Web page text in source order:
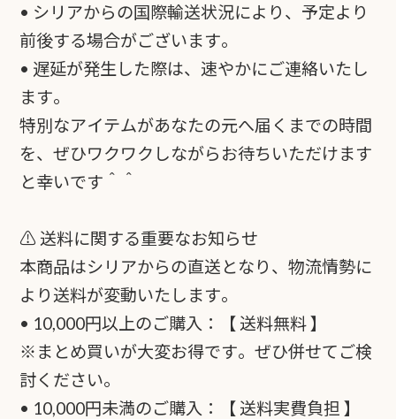
• シリアからの国際輸送状況により、予定より
前後する場合がございます。
• 遅延が発生した際は、速やかにご連絡いたし
ます。
特別なアイテムがあなたの元へ届くまでの時間
を、ぜひワクワクしながらお待ちいただけます
と幸いです＾＾
⚠️ 送料に関する重要なお知らせ
本商品はシリアからの直送となり、物流情勢に
より送料が変動いたします。
• 10,000円以上のご購入：【 送料無料 】
※まとめ買いが大変お得です。ぜひ併せてご検
討ください。
• 10,000円未満のご購入：【 送料実費負担 】